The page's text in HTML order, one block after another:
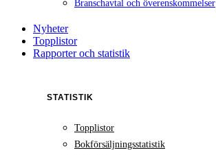
Branschavtal och överenskommelser
Nyheter
Topplistor
Rapporter och statistik
STATISTIK
Topplistor
Bokförsäljningsstatistik